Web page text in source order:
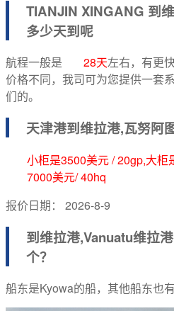
TIANJIN XINGANG 到
多少天到呢
航程一般是 28天左右，有更
价格不同，我司可为您提供一套
们的。
天津港到维拉港,瓦努阿
小柜是3500美元 / 20gp,大柜
7000美元/ 40hq
报价日期： 2026-8-9
到维拉港,Vanuatu维拉
个？
船东是Kyowa的船，其他船东也